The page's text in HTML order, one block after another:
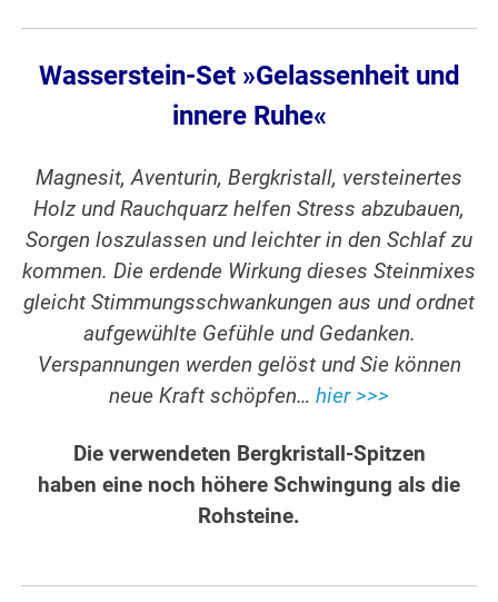
Wasserstein-Set »Gelassenheit und
innere Ruhe«
Magnesit, Aventurin, Bergkristall, versteinertes
Holz und Rauchquarz helfen Stress abzubauen,
Sorgen loszulassen und leichter in den Schlaf zu
kommen. Die erdende Wirkung dieses Steinmixes
gleicht Stimmungsschwankungen aus und ordnet
aufgewühlte Gefühle und Gedanken.
Verspannungen werden gelöst und Sie können
neue Kraft schöpfen… hier >>>
Die verwendeten Bergkristall-Spitzen
haben eine noch höhere Schwingung als die
Rohsteine.